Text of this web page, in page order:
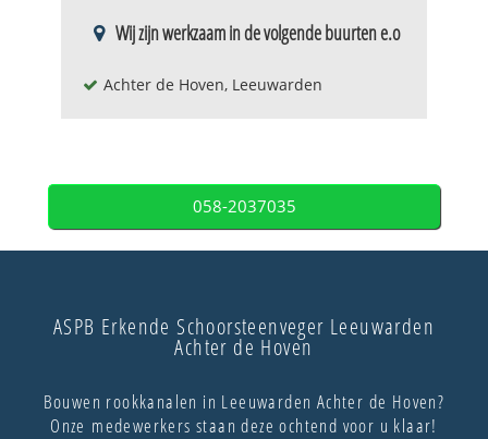
Wij zijn werkzaam in de volgende buurten e.o
Achter de Hoven, Leeuwarden
058-2037035
ASPB Erkende Schoorsteenveger Leeuwarden
Achter de Hoven
Bouwen rookkanalen in Leeuwarden Achter de Hoven?
Onze medewerkers staan deze ochtend voor u klaar!